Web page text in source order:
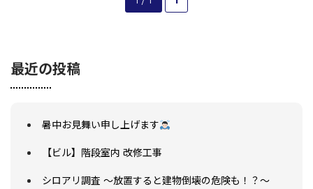
お電話でお気軽にお問い合わせください
最近の投稿
暑中お見舞い申し上げます
【ビル】階段室内 改修工事
シロアリ調査 ～放置すると建物倒壊の危険も！？～